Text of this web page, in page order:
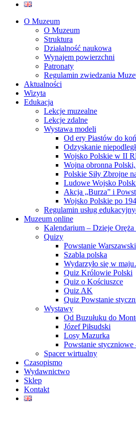
O Muzeum
O Muzeum
Struktura
Działalność naukowa
Wynajem powierzchni
Patronaty
Regulamin zwiedzania
Aktualności
Wizyta
Edukacja
Lekcje muzealne
Lekcje zdalne
Wystawa modeli
Od ery Piastów do
Odzyskanie
Wojsko Polskie w II
Wojna obronna
Polskie Siły Zbrojne
Ludowe Wojsko
Akcja „Burza” i
Wojsko Polskie po
Regulamin usług
Muzeum online
Kalendarium – Dzieje Oręża
Quizy
Powstanie
Szabla polska
Wydarzyło się w
Quiz Królowie Polski
Quiz o Kościuszce
Quiz AK
Quiz Powstanie
Wystawy
Od Buzułuku do
Józef Piłsudski
Losy Mazurka
Powstanie
Spacer wirtualny
Czasopismo
Wydawnictwo
Sklep
Kontakt